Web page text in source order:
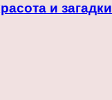
и загадки